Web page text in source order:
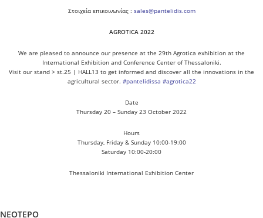
Στοιχεία επικοινωνίας : sales@pantelidis.com
AGROTICA 2022
We are pleased to announce our presence at the 29th Agrotica exhibition at the
International Exhibition and Conference Center of Thessaloniki.
Visit our stand > st.25 | HALL13 to get informed and discover all the innovations in the
agricultural sector. #pantelidissa #agrotica22
Date
Thursday 20 – Sunday 23 October 2022
Hours
Thursday, Friday & Sunday 10:00-19:00
Saturday 10:00-20:00
Thessaloniki International Exhibition Center
ΝΕΟΤΕΡΟ